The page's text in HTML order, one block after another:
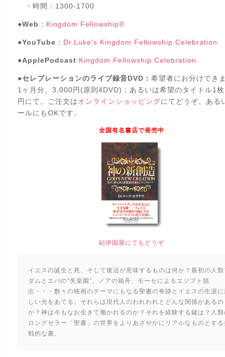
・時間：1300-1700
●Web ： Kingdom Fellowship®
●YouTube ： Dr.Luke's Kingdom Fellowship Celebration
●ApplePodcast:Kingdom Fellowship Celebration
●セレブレーションのライブ録音DVD： 希望者にお分けでき
1ヶ月分、3,000円(原則4DVD)；あるいは希望のタイトル1
円にて。ご注文はオンラインショッピングにてどうぞ。ある
ールにもOKです。
全国有名書店で発売中
紀伊国屋にてもどうぞ
イエスの誕生と死、そして復活が意味するものは何か？最初の人
ダムとエバの“失楽園”、ノアの箱舟、モーセによるエジプト脱
出・・・数々の映画のテーマにもなる聖書の奇跡とイエスの生涯
しい光をあてる。それらは現代人のわれわれとどんな関係があるの
か？神は今もなお生きて働かれるのか？それを経験する鍵は？人
ロングセラー「聖書」の世界をよりあざやかにリアルなものとす
戦的な書。